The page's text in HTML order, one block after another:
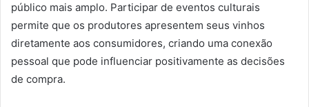
público mais amplo. Participar de eventos culturais
permite que os produtores apresentem seus vinhos
diretamente aos consumidores, criando uma conexão
pessoal que pode influenciar positivamente as decisões
de compra.